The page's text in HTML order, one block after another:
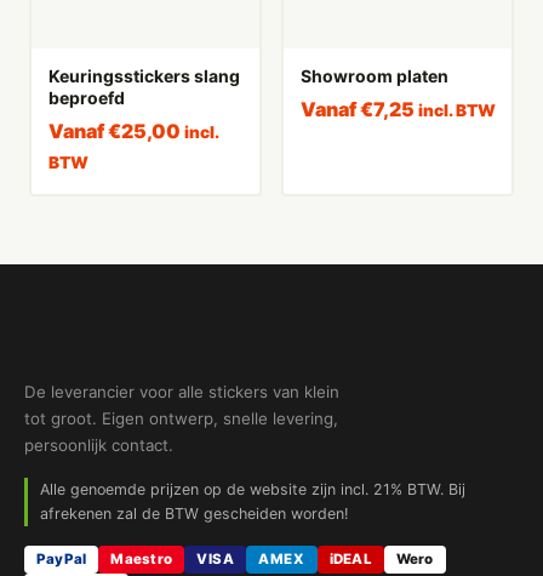
Keuringsstickers slang
beproefd
Vanaf€25,00 incl.
BTW
Showroom platen
Vanaf€7,25 incl. BTW
De leverancier voor alle stickers van klein
tot groot. Eigen ontwerp, snelle levering,
persoonlijk contact.
Alle genoemde prijzen op de website zijn incl. 21% BTW. Bij
afrekenen zal de BTW gescheiden worden!
PayPal Maestro VISA AMEX iDEAL
Wero